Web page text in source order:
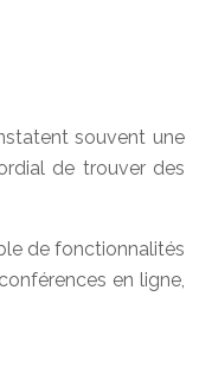
souvent une
de trouver des
de fonctionnalités
en ligne,